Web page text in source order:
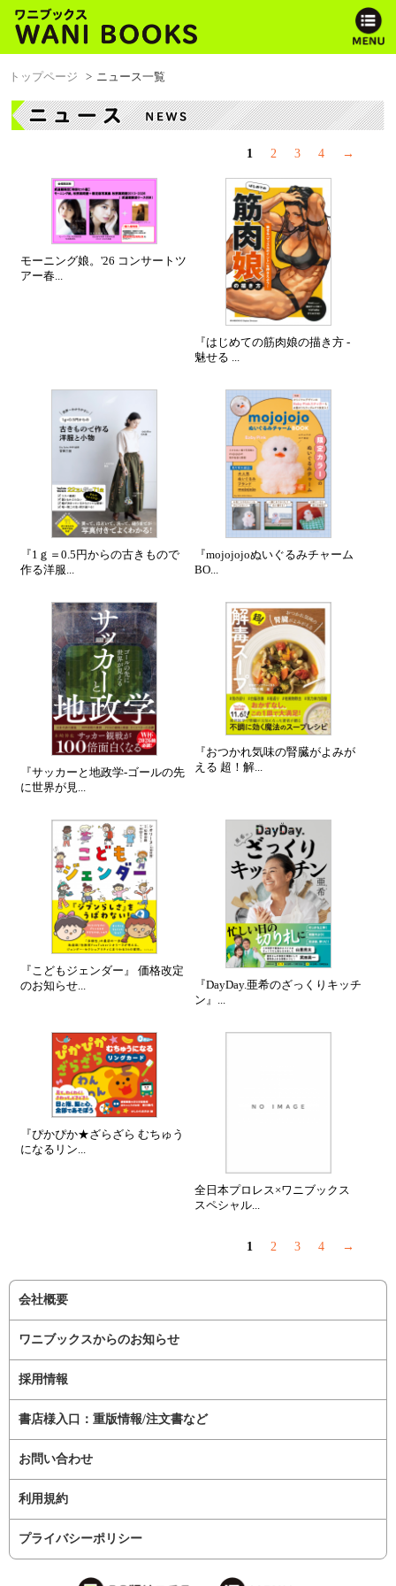
トップページ ニュース一覧
1 2 3 4 →
モーニング娘。'26 コンサートツ
アー春...
『はじめての筋肉娘の描き方 -
魅せる ...
『1ｇ＝0.5円からの古きもので
作る洋服...
『mojojojoぬいぐるみチャーム
BO...
『サッカーと地政学-ゴールの先
に世界が見...
『おつかれ気味の腎臓がよみが
える 超！解...
『こどもジェンダー』 価格改定
のお知らせ...
『DayDay.亜希のざっくりキッチ
ン』...
『ぴかぴか★ざらざら むちゅう
になるリン...
全日本プロレス×ワニブックス
スペシャル...
1 2 3 4 →
会社概要
ワニブックスからのお知らせ
採用情報
書店様入口：重版情報/注文書など
お問い合わせ
利用規約
プライバシーポリシー